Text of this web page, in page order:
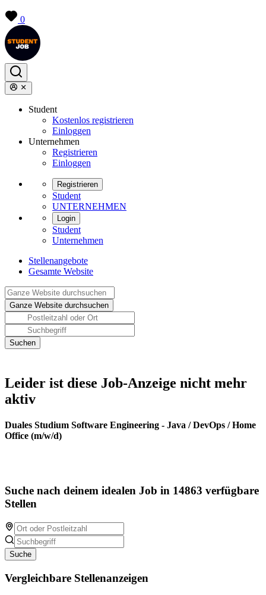
0
Student
Kostenlos registrieren
Einloggen
Unternehmen
Registrieren
Einloggen
Registrieren
Student
UNTERNEHMEN
Login
Student
Unternehmen
Stellenangebote
Gesamte Website
Leider ist diese Job-Anzeige nicht mehr
aktiv
Duales Studium Software Engineering - Java / DevOps / Home
Office (m/w/d)
Suche nach deinem idealen Job in 14863 verfügbare
Stellen
Suche
Vergleichbare Stellenanzeigen